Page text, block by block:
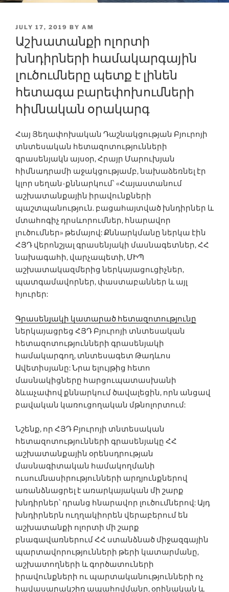
POSTED
ON
JULY 17, 2019 BY AM
Աշխատանքի ոլորտի
խնդիրների համակարգային
լուծումները պետք է լինեն
հետագա բարեփոխում­ների
հիմնական օրակարգ
Հայ Յեղափոխական Դաշնակցության Բյուրոյի
տնտեսական հետազոտությունների
գրասենյակն այսօր, Հրայր Մարուխյան
հիմնադրամի աջակցությամբ, նախաձեռնել էր
կլոր սեղան-քննարկում՝ «Հայաստանում
աշխատանքային իրավունքների
պաշտպանություն. բացահայտված խնդիրներ և
մտահոգիչ դրսևորումներ, հնարավոր
լուծումներ» թեմայով: Քննարկմանը ներկա էին
ՀՅԴ վերոնշյալ գրասենյակի մասնագետներ, ՀՀ
նախագահի, վարչապետի, ՄԻՊ
աշխատակազմերից ներկայացուցիչներ,
պատգամավորներ, փաստաբաններ և այլ
հյուրեր:
Գրասենյակի կատարած հետազոտությունը
ներկայացրեց ՀՅԴ Բյուրոյի տնտեսական
հետազոտությունների գրասենյակի
համակարգող, տնտեսագետ Թադևոս
Ավետիսյանը: Նրա ելույթից հետո
մասնակիցները հարցուպատասխանի
ձևաչափով քննարկում ծավալեցին, որն անցավ
բավական կառուցողական մթնոլորտում:
Նշենք, որ ՀՅԴ Բյուրոյի տնտեսական
հետազոտությունների գրասենյակը ՀՀ
աշխատանքային օրենսդրության
մասնագիտական համակողմանի
ուսումնասիրությունների արդյունքներով
առանձնացրել է առարկայական մի շարք
խնդիրներ՝ դրանց հնարավոր լուծումներով: Այդ
խնդիրներն ուղղակիորեն վերաբերում են
աշխատանքի ոլորտի մի շարք
բնագավառներում ՀՀ ստանձնած միջազգային
պարտավորությունների թերի կատարմանը,
աշխատողների և գործատուների
իրավունքների ու պարտականությունների ոչ
հավասարակշիռ ապահովմանը, օրինական և